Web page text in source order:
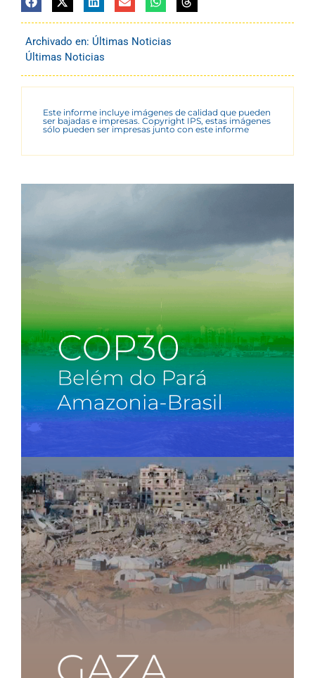
Archivado en: Últimas Noticias
Últimas Noticias
Este informe incluye imágenes de calidad que pueden
ser bajadas e impresas. Copyright IPS, estas imágenes
sólo pueden ser impresas junto con este informe